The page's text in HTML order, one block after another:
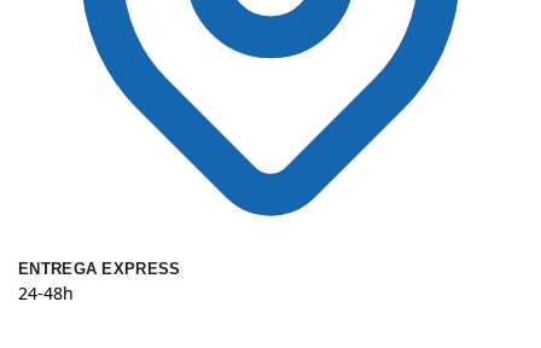
ENTREGA EXPRESS
24-48h